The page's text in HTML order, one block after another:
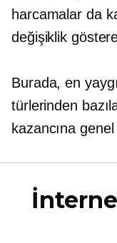
harcamalar da
değişiklik
Burada, en
türlerinden
kazancına